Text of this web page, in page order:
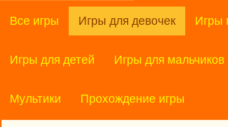
Все игры Игры для девочек Игры
Игры для детей Игры для мальчиков
Мультики Прохождение игры